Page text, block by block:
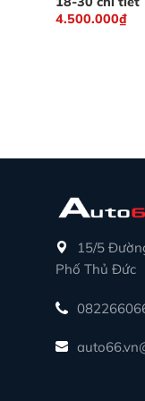
4.500.000₫
15/5
Phố Thủ Đức